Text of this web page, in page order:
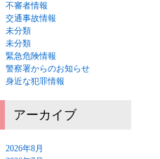
不審者情報
交通事故情報
未分類
未分類
緊急危険情報
警察署からのお知らせ
身近な犯罪情報
アーカイブ
2026年8月